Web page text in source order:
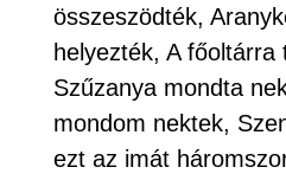
összeszödték,
helyezték, A
Szűzanya mondta
mondom nektek,
ezt az imát